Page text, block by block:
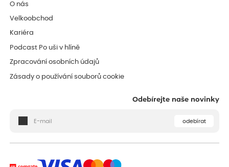
O nás
Velkoobchod
Kariéra
Podcast Po uši v hlíně
Zpracování osobních údajů
Zásady o používání souborů cookie
Odebírejte naše novinky
odebírat